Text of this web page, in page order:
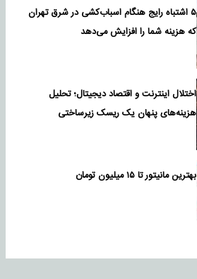
۵ اشتباه رایج هنگام اسباب‌کشی در شرق تهران
که هزینه شما را افزایش می‌دهد
اختلال اینترنت و اقتصاد دیجیتال؛ تحلیل
هزینه‌های پنهان یک ریسک زیرساختی
بهترین مانیتور تا ۱۵ میلیون تومان